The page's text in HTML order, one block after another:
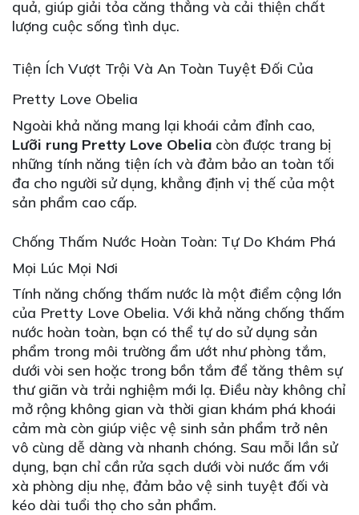
quả, giúp giải tỏa căng thẳng và cải thiện chất
lượng cuộc sống tình dục.
Tiện Ích Vượt Trội Và An Toàn Tuyệt Đối Của
Pretty Love Obelia
Ngoài khả năng mang lại khoái cảm đỉnh cao,
Lưỡi rung Pretty Love Obelia còn được trang bị
những tính năng tiện ích và đảm bảo an toàn tối
đa cho người sử dụng, khẳng định vị thế của một
sản phẩm cao cấp.
Chống Thấm Nước Hoàn Toàn: Tự Do Khám Phá
Mọi Lúc Mọi Nơi
Tính năng chống thấm nước là một điểm cộng lớn
của Pretty Love Obelia. Với khả năng chống thấm
nước hoàn toàn, bạn có thể tự do sử dụng sản
phẩm trong môi trường ẩm ướt như phòng tắm,
dưới vòi sen hoặc trong bồn tắm để tăng thêm sự
thư giãn và trải nghiệm mới lạ. Điều này không chỉ
mở rộng không gian và thời gian khám phá khoái
cảm mà còn giúp việc vệ sinh sản phẩm trở nên
vô cùng dễ dàng và nhanh chóng. Sau mỗi lần sử
dụng, bạn chỉ cần rửa sạch dưới vòi nước ấm với
xà phòng dịu nhẹ, đảm bảo vệ sinh tuyệt đối và
kéo dài tuổi thọ cho sản phẩm.